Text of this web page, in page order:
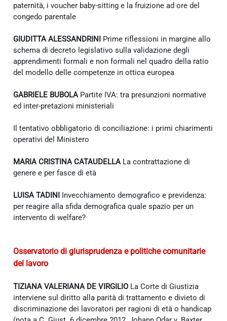
paternità, i voucher baby-sitting e la fruizione ad ore del
congedo parentale
GIUDITTA ALESSANDRINI Prime riflessioni in margine allo
schema di decreto legislativo sulla validazione degli
apprendimenti formali e non formali nel quadro della ratio
del modello delle competenze in ottica europea
GABRIELE BUBOLAPartite IVA: tra presunzioni normative
ed inter-pretazioni ministeriali
Il tentativo obbligatorio di conciliazione: i primi chiarimenti
operativi del Ministero
MARIA CRISTINA CATAUDELLALa contrattazione di
genere e per fasce di età
LUISA TADINI Invecchiamento demografico e previdenza:
per reagire alla sfida demografica quale spazio per un
intervento di welfare?
Osservatorio di giurisprudenza e politiche comunitarie
del lavoro
TIZIANA VALERIANA DE VIRGILIO La Corte di Giustizia
interviene sul diritto alla parità di trattamento e divieto di
discriminazione dei lavoratori per ragioni di età o handicap